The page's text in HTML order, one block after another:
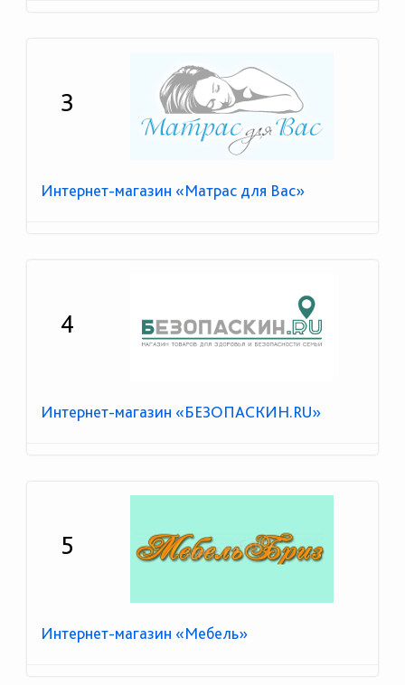
3
Интернет-магазин «Матрас для Вас»
4
Интернет-магазин «БЕЗОПАСКИН.RU»
5
Интернет-магазин «Мебель»